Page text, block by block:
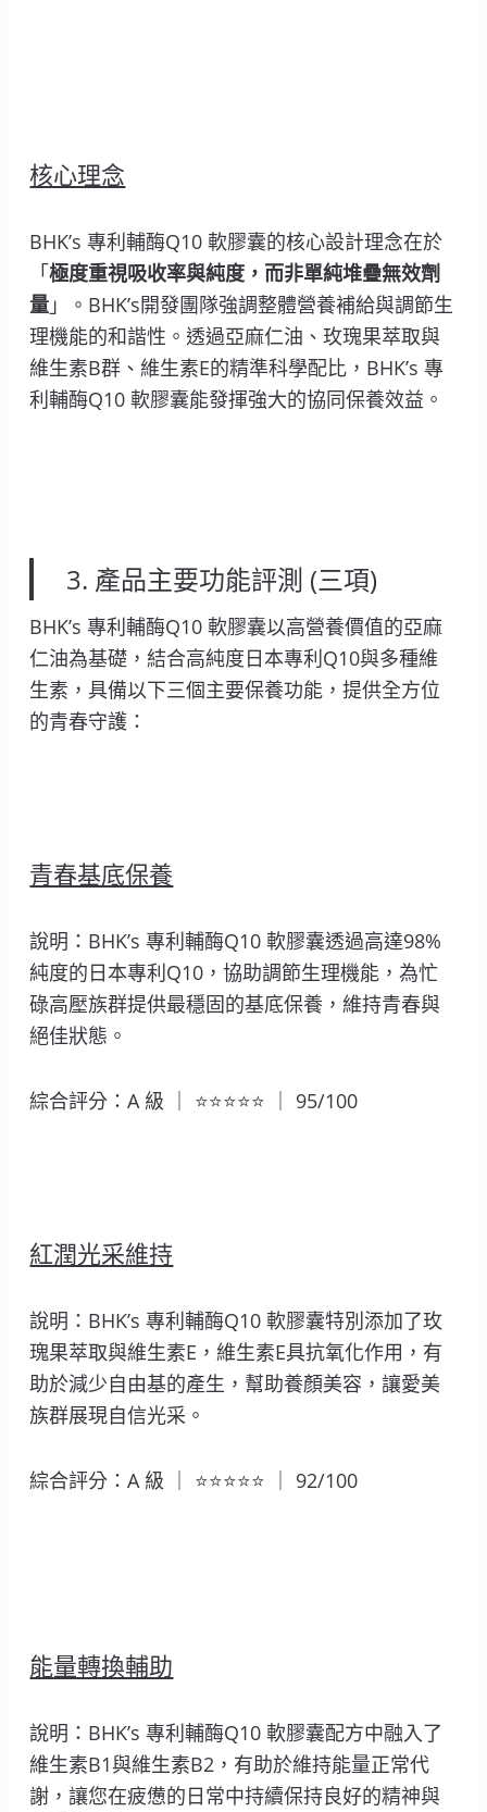
核心理念
BHK’s 專利輔酶Q10 軟膠囊的核心設計理念在於
「極度重視吸收率與純度，而非單純堆疊無效劑
量 」。BHK’s開發團隊強調整體營養補給與調節生
理機能的和諧性。透過亞麻仁油、玫瑰果萃取與
維生素B群、維生素E的精準科學配比，BHK’s 專
利輔酶Q10 軟膠囊能發揮強大的協同保養效益。
3. 產品主要功能評測 (三項)
BHK’s 專利輔酶Q10 軟膠囊以高營養價值的亞麻
仁油為基礎，結合高純度日本專利Q10與多種維
生素，具備以下三個主要保養功能，提供全方位
的青春守護：
青春基底保養
說明：BHK’s 專利輔酶Q10 軟膠囊透過高達98%
純度的日本專利Q10，協助調節生理機能，為忙
碌高壓族群提供最穩固的基底保養，維持青春與
絕佳狀態。
綜合評分：A 級 ｜ ⭐⭐⭐⭐⭐ ｜ 95/100
紅潤光采維持
說明：BHK’s 專利輔酶Q10 軟膠囊特別添加了玫
瑰果萃取與維生素E，維生素E具抗氧化作用，有
助於減少自由基的產生，幫助養顏美容，讓愛美
族群展現自信光采。
綜合評分：A 級 ｜ ⭐⭐⭐⭐⭐ ｜ 92/100
能量轉換輔助
說明：BHK’s 專利輔酶Q10 軟膠囊配方中融入了
維生素B1與維生素B2，有助於維持能量正常代
謝，讓您在疲憊的日常中持續保持良好的精神與